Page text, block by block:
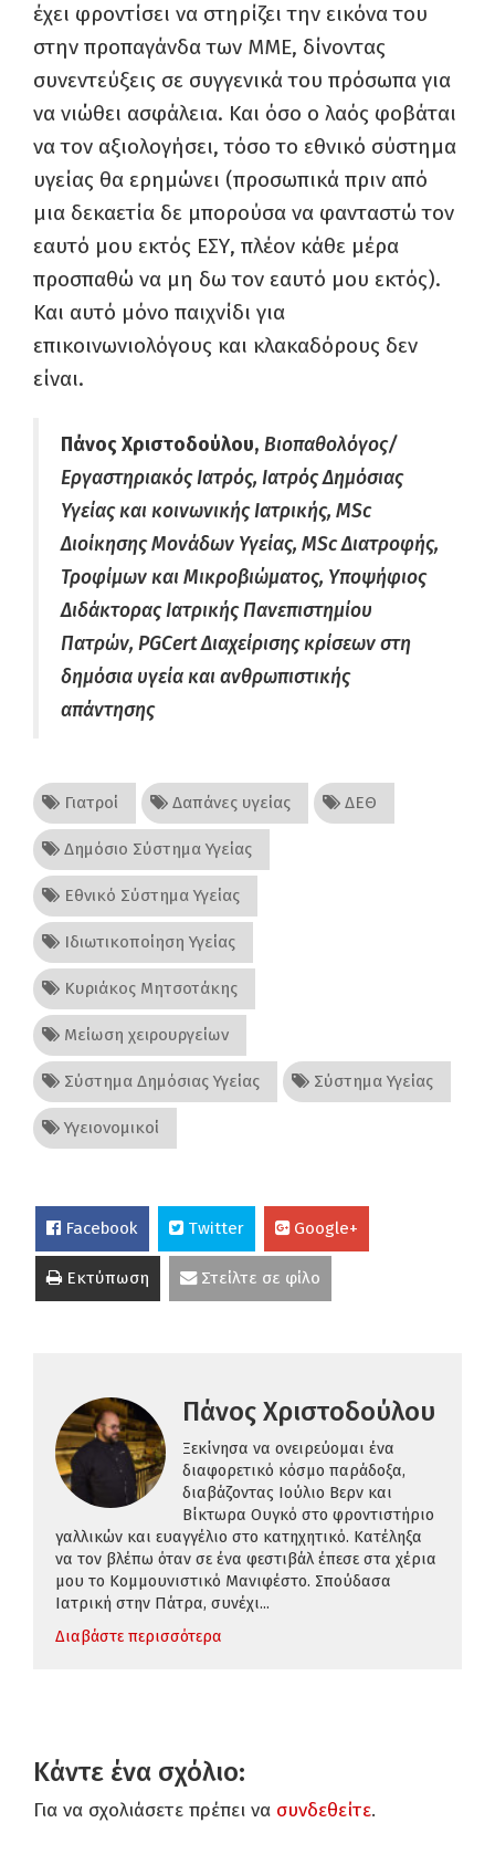
έχει φροντίσει να στηρίζει την εικόνα του
στην προπαγάνδα των ΜΜΕ, δίνοντας
συνεντεύξεις σε συγγενικά του πρόσωπα για
να νιώθει ασφάλεια. Και όσο ο λαός φοβάται
να τον αξιολογήσει, τόσο το εθνικό σύστημα
υγείας θα ερημώνει (προσωπικά πριν από
μια δεκαετία δε μπορούσα να φανταστώ τον
εαυτό μου εκτός ΕΣΥ, πλέον κάθε μέρα
προσπαθώ να μη δω τον εαυτό μου εκτός).
Και αυτό μόνο παιχνίδι για
επικοινωνιολόγους και κλακαδόρους δεν
είναι.
Πάνος Χριστοδούλου, Βιοπαθολόγος/
Εργαστηριακός Ιατρός, Ιατρός Δημόσιας
Υγείας και κοινωνικής Ιατρικής, MSc
Διοίκησης Μονάδων Υγείας, MSc Διατροφής,
Τροφίμων και Μικροβιώματος, Υποψήφιος
Διδάκτορας Ιατρικής Πανεπιστημίου
Πατρών, PGCert Διαχείρισης κρίσεων στη
δημόσια υγεία και ανθρωπιστικής
απάντησης
Γιατροί Δαπάνες υγείας ΔΕΘ
Δημόσιο Σύστημα Υγείας
Εθνικό Σύστημα Υγείας
Ιδιωτικοποίηση Υγείας
Κυριάκος Μητσοτάκης
Μείωση χειρουργείων
Σύστημα Δημόσιας Υγείας Σύστημα Υγείας
Υγειονομικοί
Facebook Twitter Google+
Εκτύπωση Στείλτε σε φίλο
Πάνος Χριστοδούλου
Ξεκίνησα να ονειρεύομαι ένα
διαφορετικό κόσμο παράδοξα,
διαβάζοντας Ιούλιο Βερν και
Βίκτωρα Ουγκό στο φροντιστήριο
γαλλικών και ευαγγέλιο στο κατηχητικό. Κατέληξα
να τον βλέπω όταν σε ένα φεστιβάλ έπεσε στα χέρια
μου το Κομμουνιστικό Μανιφέστο. Σπούδασα
Ιατρική στην Πάτρα, συνέχι...
Διαβάστε περισσότερα
Κάντε ένα σχόλιο:
Για να σχολιάσετε πρέπει να συνδεθείτε.